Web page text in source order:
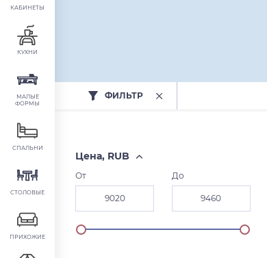
КАБИНЕТЫ
КУХНИ
МАЛЫЕ
ФОРМЫ
СПАЛЬНИ
СТОЛОВЫЕ
ПРИХОЖИЕ
ФИЛЬТР
Цена, RUB
От До